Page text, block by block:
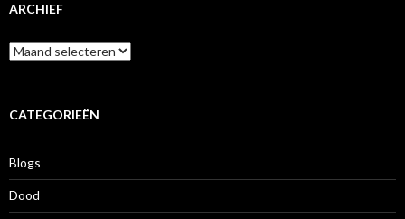
ARCHIEF
A
r
iCATEGORIEËN
Blogs
Dood